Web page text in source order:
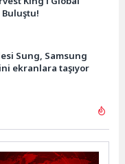
Sung, Samsung
ekranlara taşıyor